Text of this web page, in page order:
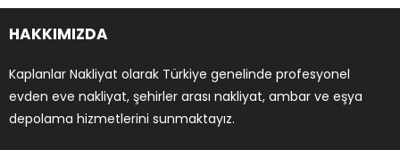
HAKKIMIZDA
Kaplanlar Nakliyat olarak Türkiye genelinde profesyonel
evden eve nakliyat, şehirler arası nakliyat, ambar ve eşya
depolama hizmetlerini sunmaktayız.